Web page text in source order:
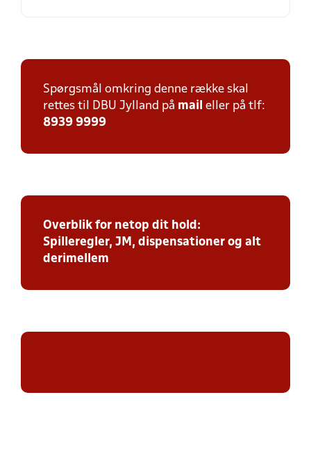
Spørgsmål omkring denne række skal
rettes til DBU Jylland på mail eller på tlf:
8939 9999
Overblik for netop dit hold:
Spilleregler, JM, dispensationer og alt
derimellem